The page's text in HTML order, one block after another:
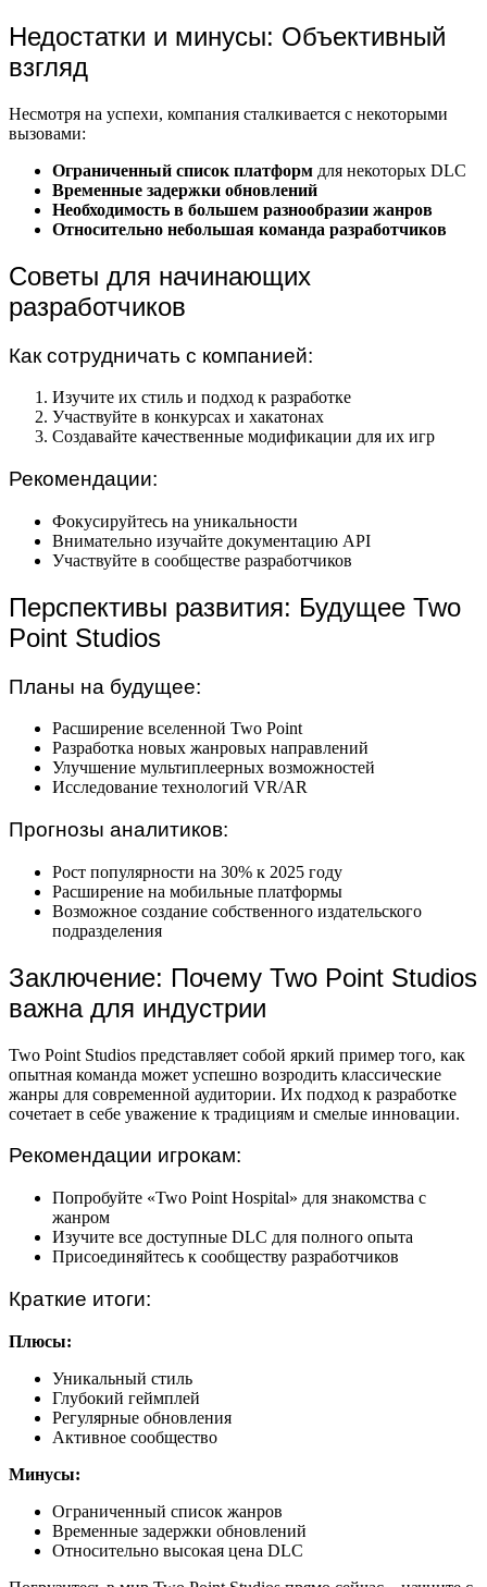
Недостатки и минусы: Объективный
взгляд
Несмотря на успехи, компания сталкивается с некоторыми
вызовами:
Ограниченный список платформ для некоторых DLC
Временные задержки обновлений
Необходимость в большем разнообразии жанров
Относительно небольшая команда разработчиков
Советы для начинающих
разработчиков
Как сотрудничать с компанией:
Изучите их стиль и подход к разработке
Участвуйте в конкурсах и хакатонах
Создавайте качественные модификации для их игр
Рекомендации:
Фокусируйтесь на уникальности
Внимательно изучайте документацию API
Участвуйте в сообществе разработчиков
Перспективы развития: Будущее Two
Point Studios
Планы на будущее:
Расширение вселенной Two Point
Разработка новых жанровых направлений
Улучшение мультиплеерных возможностей
Исследование технологий VR/AR
Прогнозы аналитиков:
Рост популярности на 30% к 2025 году
Расширение на мобильные платформы
Возможное создание собственного издательского
подразделения
Заключение: Почему Two Point Studios
важна для индустрии
Two Point Studios представляет собой яркий пример того, как
опытная команда может успешно возродить классические
жанры для современной аудитории. Их подход к разработке
сочетает в себе уважение к традициям и смелые инновации.
Рекомендации игрокам:
Попробуйте «Two Point Hospital» для знакомства с
жанром
Изучите все доступные DLC для полного опыта
Присоединяйтесь к сообществу разработчиков
Краткие итоги:
Плюсы:
Уникальный стиль
Глубокий геймплей
Регулярные обновления
Активное сообщество
Минусы:
Ограниченный список жанров
Временные задержки обновлений
Относительно высокая цена DLC